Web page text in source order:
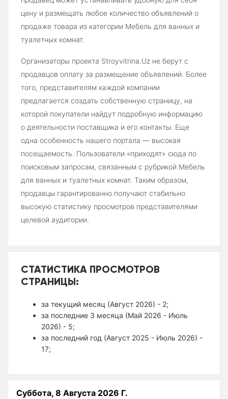
цену и размещать любое количество объявлений о
продаже товара из категории Мебель для ванных и
туалетных комнат.
Организаторы проекта Stroyvitrina.Uz не берут с
продавцов оплату за размещение объявлений. Более
того, представителям каждой компании
предлагается создать собственную страницу, на
которой покупатели найдут подробную информацию
о деятельности поставщика и его контакты. Еще
одна особенность нашего портала — высокая
посещаемость. Пользователи «приходят» сюда по
поисковым запросам, связанным с рубрикой Мебель
для ванных и туалетных комнат. Таким образом,
продавцы гарантированно получают стабильно
высокую статистику просмотров представителями
целевой аудитории.
СТАТИСТИКА ПРОСМОТРОВ
СТРАНИЦЫ:
за текущий месяц (Август 2026) - 2;
за последние 3 месяца (Май 2026 - Июль
2026) - 5;
за последний год (Август 2025 - Июль 2026) -
17;
Суббота, 8 Августа 2026 Г.